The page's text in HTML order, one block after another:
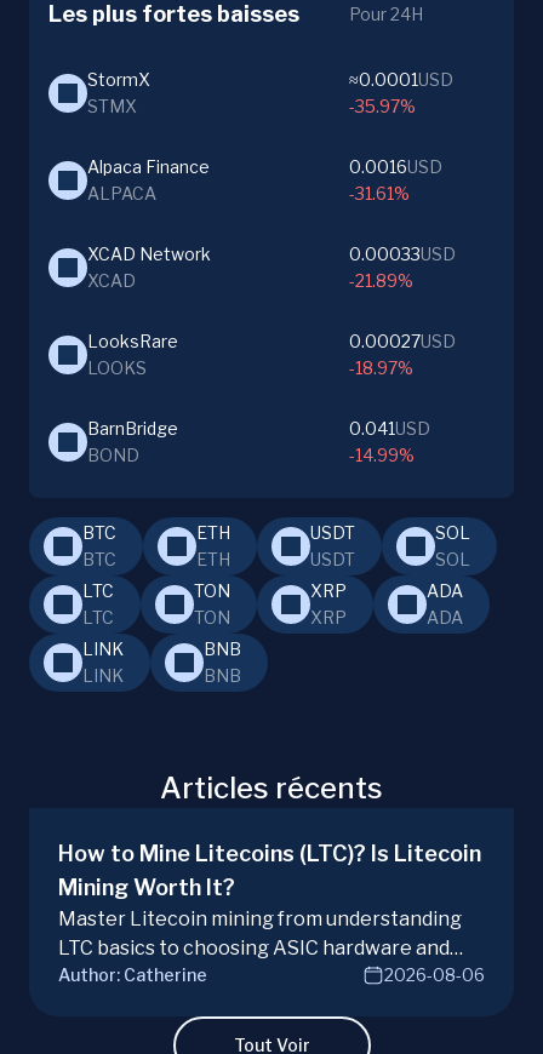
Les plus fortes baisses Pour 24H
StormX
STMX
≈0.0001USD
-35.97%
Alpaca Finance
ALPACA
0.0016USD
-31.61%
XCAD Network
XCAD
0.00033USD
-21.89%
LooksRare
LOOKS
0.00027USD
-18.97%
BarnBridge
BOND
0.041USD
-14.99%
BTC
BTC
ETH
ETH
USDT
USDT
SOL
SOL
LTC
LTC
TON
TON
XRP
XRP
ADA
ADA
LINK
LINK
BNB
BNB
Articles récents
How to Mine Litecoins (LTC)? Is Litecoin
Mining Worth It?
Master Litecoin mining from understanding
LTC basics to choosing ASIC hardware and
joining mining pools. Optimize your Litecoin
Author: Catherine 2026-08-06
Tout Voir